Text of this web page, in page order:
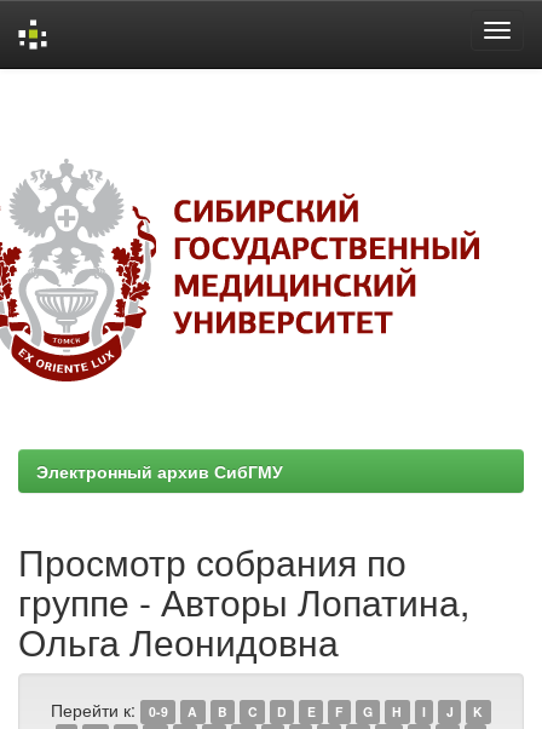
Электронный архив СибГМУ
Просмотр собрания по
группе - Авторы Лопатина,
Ольга Леонидовна
Перейти к: 0-9 A B C D E F G H I J
K